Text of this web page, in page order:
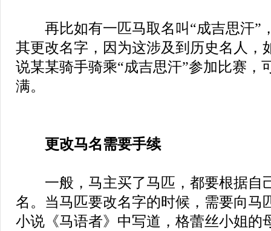
再比如有一匹马取名叫“成吉思汗”
其更改名字，因为这涉及到历史名人，
说某某骑手骑乘“成吉思汗”参加比赛，
满。
更改马名需要手续
一般，马主买了马匹，都要根据自
名。当马匹要改名字的时候，需要向马
小说《马语者》中写道，格蕾丝小姐的